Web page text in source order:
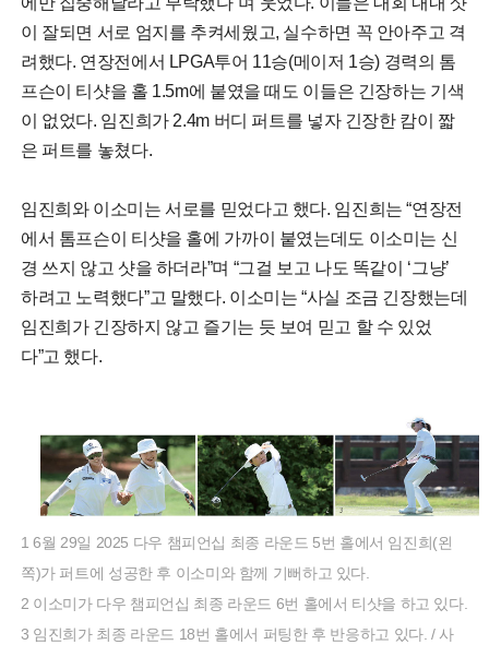
이 잘되면 서로 엄지를 추켜세웠고, 실수하면 꼭 안아주고 격
려했다. 연장전에서 LPGA투어 11승(메이저 1승) 경력의 톰
프슨이 티샷을 홀 1.5m에 붙였을 때도 이들은 긴장하는 기색
이 없었다. 임진희가 2.4m 버디 퍼트를 넣자 긴장한 캄이 짧
은 퍼트를 놓쳤다.
임진희와 이소미는 서로를 믿었다고 했다. 임진희는 “연장전
에서 톰프슨이 티샷을 홀에 가까이 붙였는데도 이소미는 신
경 쓰지 않고 샷을 하더라”며 “그걸 보고 나도 똑같이 ‘그냥’
하려고 노력했다”고 말했다. 이소미는 “사실 조금 긴장했는데
임진희가 긴장하지 않고 즐기는 듯 보여 믿고 할 수 있었
다”고 했다.
1 6월 29일 2025 다우 챔피언십 최종 라운드 5번 홀에서 임진희(왼
쪽)가 퍼트에 성공한 후 이소미와 함께 기뻐하고 있다.
2 이소미가 다우 챔피언십 최종 라운드 6번 홀에서 티샷을 하고 있다.
3 임진희가 최종 라운드 18번 홀에서 퍼팅한 후 반응하고 있다. / 사